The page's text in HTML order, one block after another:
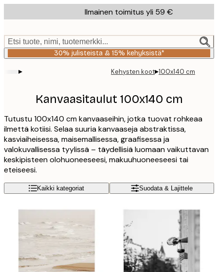
to
content.
Ilmainen toimitus yli 59 €
Etsi tuote, nimi, tuotemerkki...
30% julisteista & 15% kehyksistä*
▸ Kehysten koot▸100x140 cm
Kanvaasitaulut 100x140 cm
Tutustu 100x140 cm kanvaaseihin, jotka tuovat rohkeaa
ilmettä kotiisi. Selaa suuria kanvaaseja abstraktissa,
kasviaiheisessa, maisemallisessa, graafisessa ja
valokuvallisessa tyylissä – täydellisiä luomaan vaikuttavan
keskipisteen olohuoneeseesi, makuuhuoneeseesi tai
eteiseesi.
Kaikki kategoriat Suodata & Lajittele